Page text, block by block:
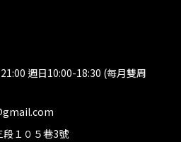
週日10:00-18:30 (每月雙周
１０５巷3號